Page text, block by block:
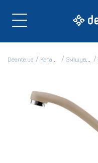
Deante.ua Каталог Змішувачі